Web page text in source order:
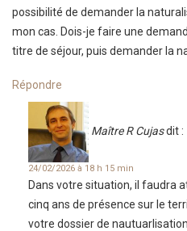
possibilité de demander la
mon cas. Dois-je faire une
titre de séjour, puis demander la
Répondre
Maître R Cujasdit :
24/02/2026 à 18 h 15 min
Dans votre situation, il faudra
cinq ans de présence sur le
votre dossier de nautuarlisation.